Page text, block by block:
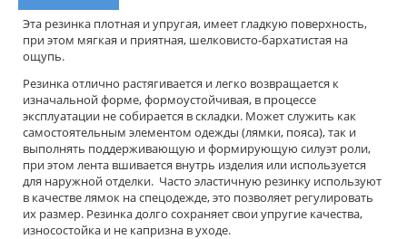
Эта резинка плотная и упругая, имеет гладкую поверхность,
при этом мягкая и приятная, шелковисто-бархатистая на
ощупь.
Резинка отлично растягивается и легко возвращается к
изначальной форме, формоустойчивая, в процессе
эксплуатации не собирается в складки. Может служить как
самостоятельным элементом одежды (лямки, пояса), так и
выполнять поддерживающую и формирующую силуэт роли,
при этом лента вшивается внутрь изделия или используется
для наружной отделки. Часто эластичную резинку используют
в качестве лямок на спецодежде, это позволяет регулировать
их размер. Резинка долго сохраняет свои упругие качества,
износостойка и не капризна в уходе.